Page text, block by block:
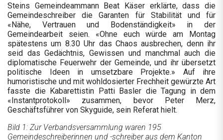
Steins Gemeindeammann Beat Käser erklärte, dass die
Gemeindeschreiber die Garanten für Stabilität und für
«Nähe, Vertrauen und Bodenständigkeit» in der
Gemeindearbeit seien. «Ohne euch würde am Montag
spätestens um 8.30 Uhr das Chaos ausbrechen, denn ihr
seid das Gedächtnis, Gewissen und manchmal auch die
diplomatische Feuerwehr der Gemeinde, und ihr übersetzt
politische Ideen in umsetzbare Projekte.» Auf ihre
humoristische und mit wohldosierter Frechheit gewürzte Art
fasste die Kabarettistin Patti Basler die Tagung in dem
«Instantprotokoll» zusammen, bevor Peter Merz,
Geschäftsführer von Skyguide, sein Referat hielt.
Bild 1: Zur Verbandsversammlung waren 195
Gemeindeschreiberinnen und -schreiber aus dem Kanton